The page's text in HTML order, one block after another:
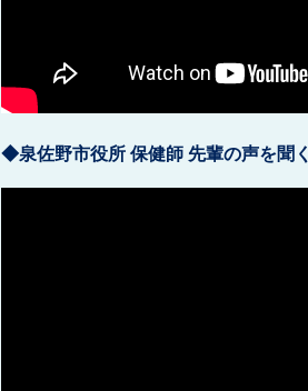
◆泉佐野市役所 保健師 先輩の声を聞